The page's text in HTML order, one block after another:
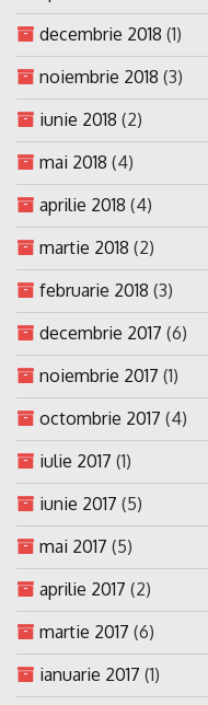
decembrie 2018 (1)
noiembrie 2018 (3)
iunie 2018 (2)
mai 2018 (4)
aprilie 2018 (4)
martie 2018 (2)
februarie 2018 (3)
decembrie 2017 (6)
noiembrie 2017 (1)
octombrie 2017 (4)
iulie 2017 (1)
iunie 2017 (5)
mai 2017 (5)
aprilie 2017 (2)
martie 2017 (6)
ianuarie 2017 (1)